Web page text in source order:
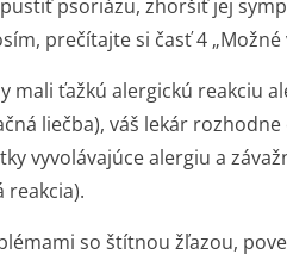
psoriázu, zhoršiť jej
prečítajte si časť 4 „Možné
mali ťažkú alergickú reakciu
liečba), váš lekár
vyvolávajúce alergiu a
reakcia).
so štítnou žľazou,